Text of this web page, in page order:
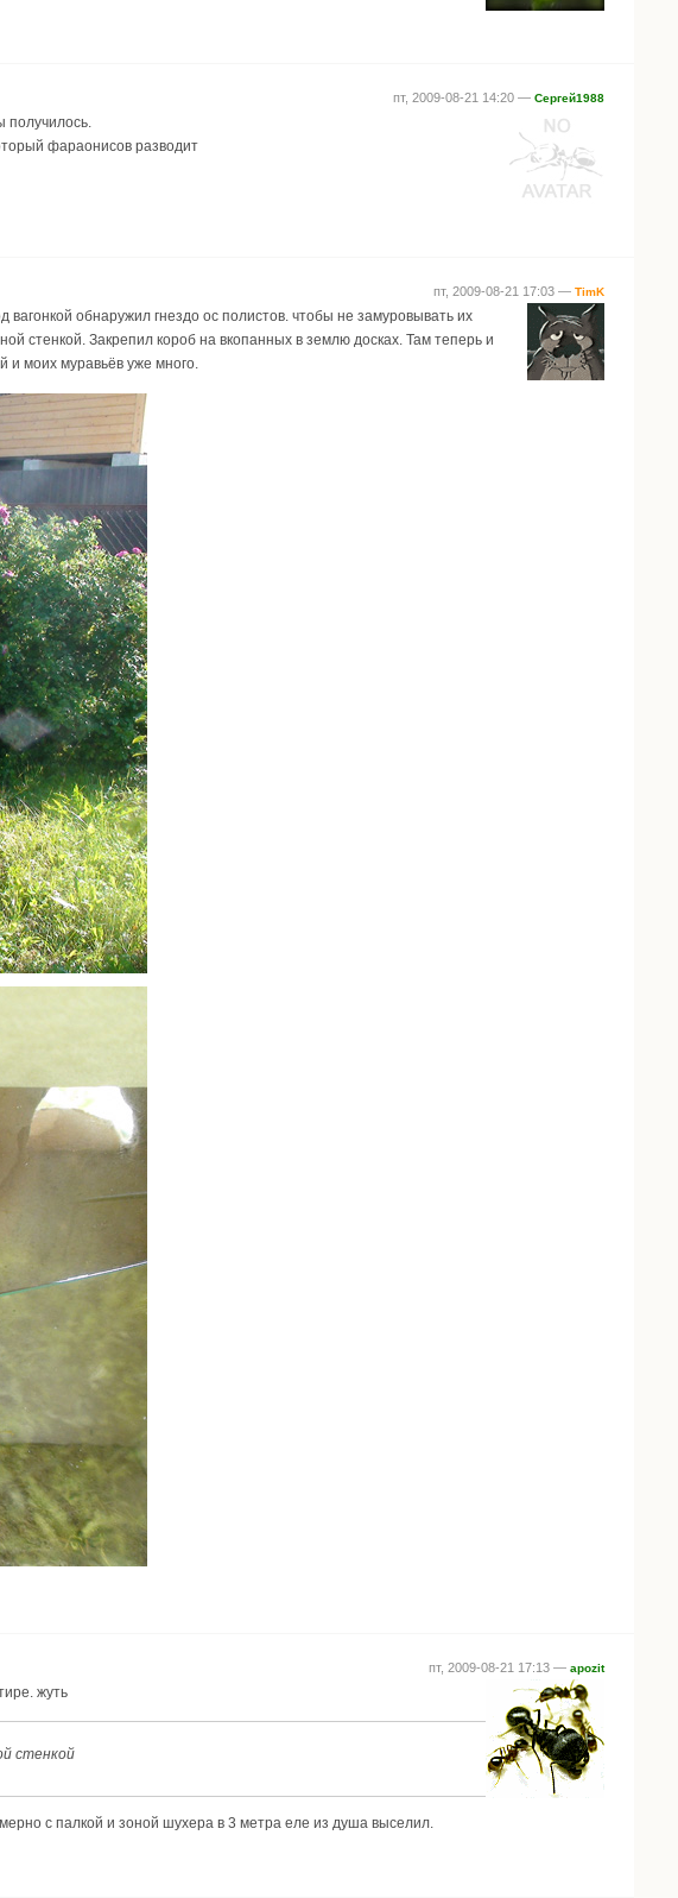
пт, 2009-08-21 14:20 — Сергей1988
получилось.
фараонисов разводит
пт, 2009-08-21 17:03 — TimK
обнаружил гнездо ос полистов. чтобы не замуровывать их
стенкой. Закрепил короб на вкопанных в землю досках. Там теперь и
и моих муравьёв уже много.
пт, 2009-08-21 17:13 — apozit
жуть
стенкой
с палкой и зоной шухера в 3 метра еле из душа выселил.